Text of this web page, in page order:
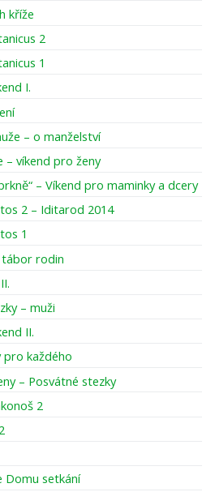
kříže
2
1
I.
– o manželství
– víkend pro ženy
– Víkend pro maminky a dcery
2 – Iditarod 2014
1
tábor rodin
– muži
II.
pro každého
– Posvátné stezky
2
Domu setkání